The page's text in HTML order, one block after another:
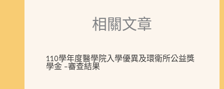
相關文章
110學年度醫學院入學優異及環衛所公益獎
學金 -審查結果